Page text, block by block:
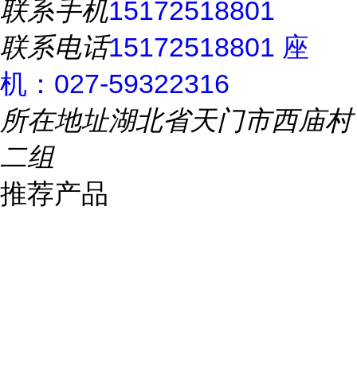
联系手机15172518801
联系电话15172518801 座
机：027-59322316
所在地址湖北省天门市西庙村
二组
推荐产品